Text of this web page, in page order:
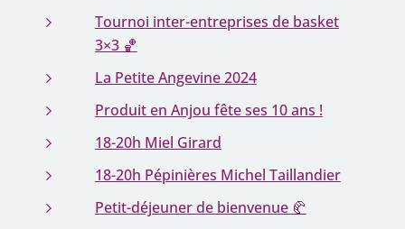
Tournoi inter-entreprises de basket
3×3 🏀
La Petite Angevine 2024
Produit en Anjou fête ses 10 ans !
18-20h Miel Girard
18-20h Pépinières Michel Taillandier
Petit-déjeuner de bienvenue 🥐